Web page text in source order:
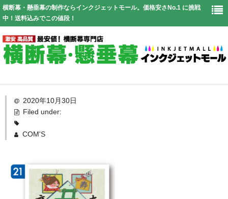
横断幕・懸垂幕の制作ならインクジェットモール。価格安さNo.1 に挑戦
中！送料込みでこの値段！
Top
幕仕様
お見積り
2020年10月30日
Filed under:
COM'S